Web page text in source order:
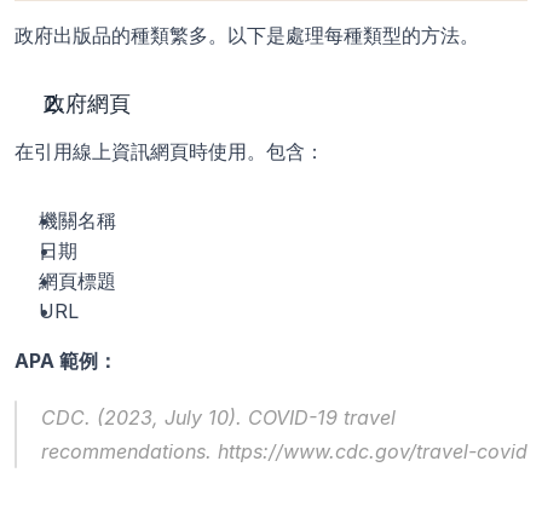
政府出版品的種類繁多。以下是處理每種類型的方法。
政府網頁
在引用線上資訊網頁時使用。包含：
機關名稱
日期
網頁標題
URL
APA 範例：
CDC. (2023, July 10). COVID-19 travel
recommendations. https://www.cdc.gov/travel-covid